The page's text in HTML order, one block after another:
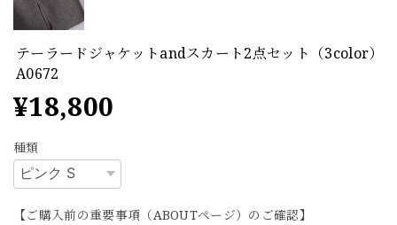
テーラードジャケットandスカート2点セット（3color）
A0672
¥18,800
種類
【ご購入前の重要事項（ABOUTページ）のご確認】